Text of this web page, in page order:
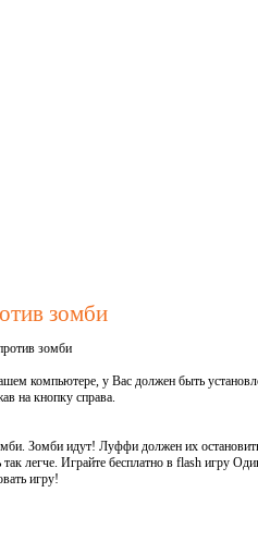
зомби
зомби
компьютере, у Вас должен быть
на кнопку справа.
Зомби идут! Луффи должен их
так легче. Играйте бесплатно в flash игру
игру!